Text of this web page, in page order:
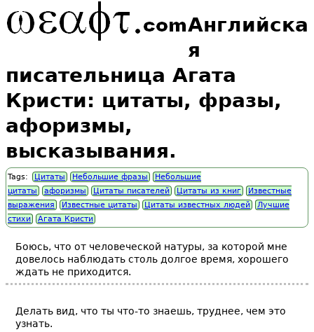
Английска
я
писательница Агата
Кристи: цитаты, фразы,
афоризмы,
высказывания.
Tags: Цитаты Небольшие фразы
Небольшие
цитаты
афоризмы Цитаты писателей Цитаты из книг
Известные
выражения
Известные цитаты Цитаты известных людей
Лучшие
стихи
Агата Кристи
Боюсь, что от человеческой натуры, за которой мне
довелось наблюдать столь долгое время, хорошего
ждать не приходится.
Делать вид, что ты что-то знаешь, труднее, чем это
узнать.